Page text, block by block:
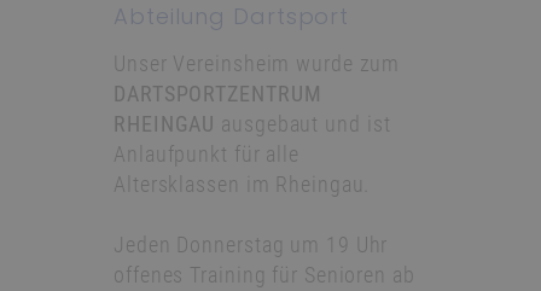
Abteilung Dartsport
Unser Vereinsheim wurde zum
DARTSPORTZENTRUM
RHEINGAU ausgebaut und ist
Anlaufpunkt für alle
Altersklassen im Rheingau.
Jeden Donnerstag um 19 Uhr
offenes Training für Senioren ab